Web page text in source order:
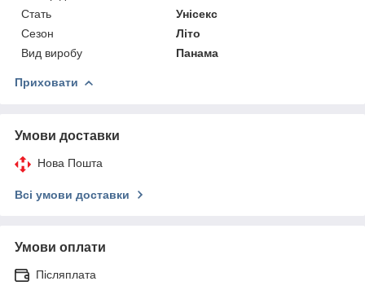
Стать
Унісекс
Сезон
Літо
Вид виробу
Панама
Приховати
Умови доставки
Нова Пошта
Всі умови доставки
Умови оплати
Післяплата